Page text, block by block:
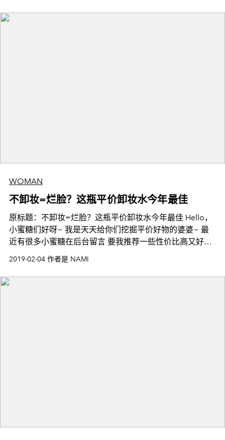
WOMAN
不卸妆=烂脸？这瓶平价卸妆水今年最佳
原标题：不卸妆=烂脸？这瓶平价卸妆水今年最佳 Hello，
小蜜糖们好呀~ 我是天天给你们挖掘平价好物的婆婆~ 最
近有很多小蜜糖在后台留言 要我推荐一些性价比高又好用
的卸妆水~ 在这里婆婆要啰嗦几句 卸妆
2019-02-04 作者是 NAMI